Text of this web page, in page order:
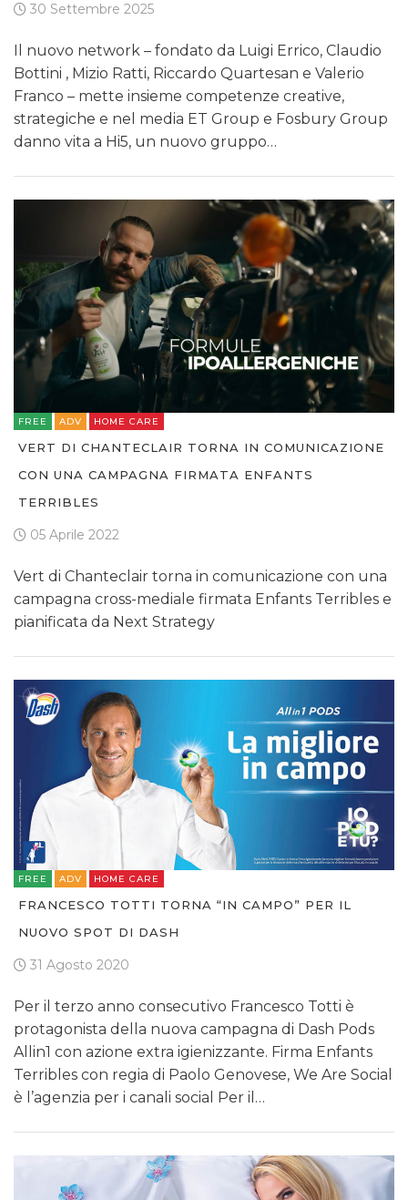
30 Settembre 2025
Il nuovo network – fondato da Luigi Errico, Claudio
Bottini , Mizio Ratti, Riccardo Quartesan e Valerio
Franco – mette insieme competenze creative,
strategiche e nel media ET Group e Fosbury Group
danno vita a Hi5, un nuovo gruppo…
FREE ADV HOME CARE
VERT DI CHANTECLAIR TORNA IN COMUNICAZIONE
CON UNA CAMPAGNA FIRMATA ENFANTS
TERRIBLES
05 Aprile 2022
Vert di Chanteclair torna in comunicazione con una
campagna cross-mediale firmata Enfants Terribles e
pianificata da Next Strategy
FREE ADV HOME CARE
FRANCESCO TOTTI TORNA “IN CAMPO” PER IL
NUOVO SPOT DI DASH
31 Agosto 2020
Per il terzo anno consecutivo Francesco Totti è
protagonista della nuova campagna di Dash Pods
Allin1 con azione extra igienizzante. Firma Enfants
Terribles con regia di Paolo Genovese, We Are Social
è l’agenzia per i canali social Per il…